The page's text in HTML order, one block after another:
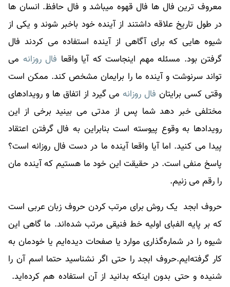
معروف ترین فال ها فال قهوه میباشد و فال حافظ. انسان ها
در طول تاریخ علاقه داشتند از آینده خود باخبر شوند و یکی از
شیوه هایی که برای آگاهی از آینده استفاده می کردند فال
گرفتن بود. مسئله مهم اینجاست که آیا واقعا فال روزانه می
تواند سرنوشت و آینده ما را برایمان مشخص کند. ممکن است
وقتی کسی برایتان فال روزانهمی گیرد از اتفاق ها و رویدادهای
مختلفی خبر دهد شما پس از مدتی می بینید برخی از این
رویدادها به وقوع پیوسته است بنابراین به فالگرفتن اعتقاد
پیدا می کنید. اما آیا واقعا آینده ما در دست فال روزانهاست؟
پاسخ منفی است. در حقیقت این خود ما هستیم که آینده مان
را رقم می زنیم.
حروف ابجد یک روش برای مرتب کردن حروف زبان عربی است
که بر پایه الفبای اولیه خط فنیقی مرتب شده‌اند. ما گاهی این
شیوه را در شماره‌گذاری موارد یا صفحات دیده‌ایم یا خودمان به
کار گرفته‌ایم.حروف ابجد را حتی اگر نشناسید حتما اسم آن را
شنیده و حتی بدون اینکه بدانید از آن استفاده‌ هم کرده‌اید.